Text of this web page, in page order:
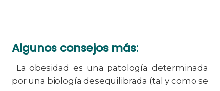
Algunos consejos más:
La obesidad es una patología determinada
por una biología desequilibrada (tal y como se